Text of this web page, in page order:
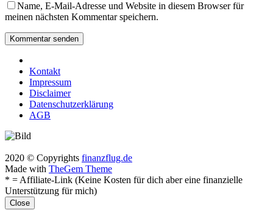
Name, E-Mail-Adresse und Website in diesem Browser für
meinen nächsten Kommentar speichern.
Kommentar senden
Kontakt
Impressum
Disclaimer
Datenschutzerklärung
AGB
2020 © Copyrights finanzflug.de
Made with TheGem Theme
* = Affiliate-Link (Keine Kosten für dich aber eine finanzielle
Unterstützung für mich)
Close